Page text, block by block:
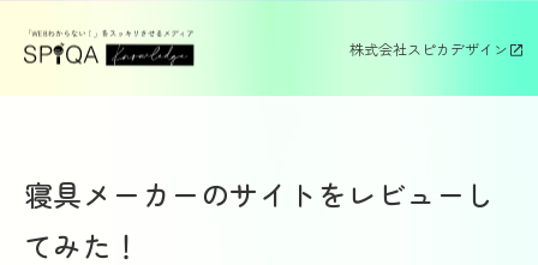
株式会社スピカデザイン
寝具メーカーのサイトをレビューし
てみた！